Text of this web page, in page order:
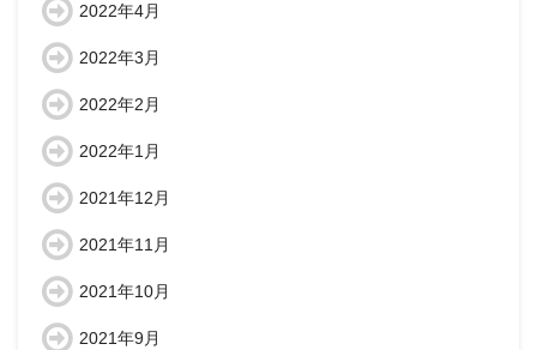
2022年4月
2022年3月
2022年2月
2022年1月
2021年12月
2021年11月
2021年10月
2021年9月